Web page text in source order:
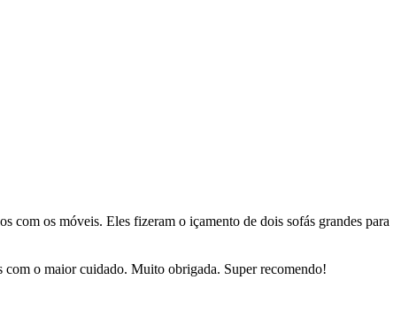
com os móveis. Eles fizeram o içamento de dois sofás grandes para
com o maior cuidado. Muito obrigada. Super recomendo!